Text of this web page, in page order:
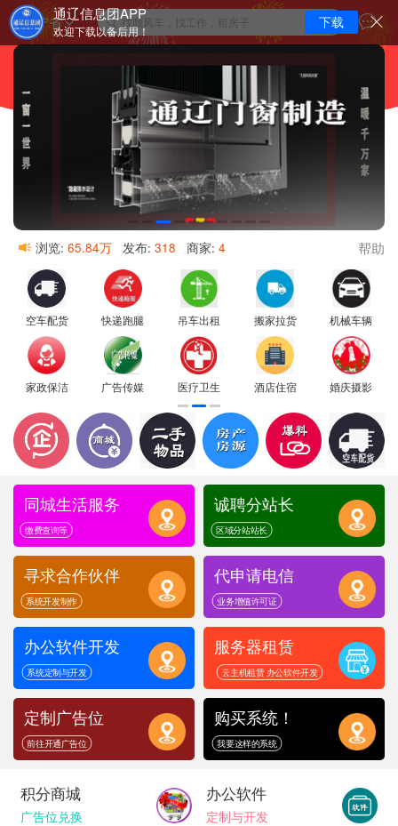
通辽信息团APP
欢迎下载以备后用！
下载
辽宁省 找顺风车，找工作，租房子
浏览: 65.84万 发布: 318 商家: 4 帮助
空车配货 快递跑腿 吊车出租 搬家拉货 机械车辆
家政保洁 广告传媒 医疗卫生 酒店住宿 婚庆摄影
同城生活服务
缴费查询等
诚聘分站长
区域分站站长
寻求合作伙伴
系统开发制作
代申请电信
业务增值许可证
办公软件开发
系统定制与开发
服务器租赁
云主机租赁 办公软件开发
定制广告位
前往开通广告位
购买系统！
我要这样的系统
积分商城
广告位兑换
办公软件
定制与开发